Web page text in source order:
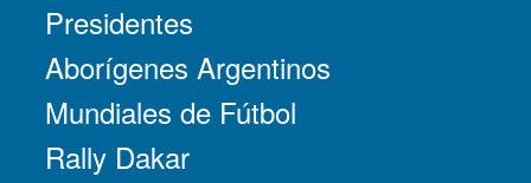
Presidentes
Aborígenes Argentinos
Mundiales de Fútbol
Rally Dakar